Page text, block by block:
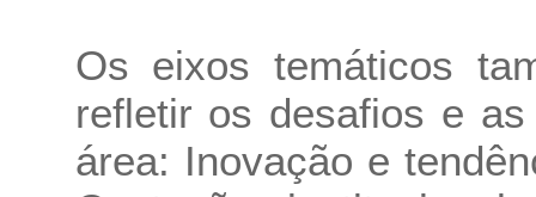
Os eixos temáticos
refletir os desafios e
área: Inovação e